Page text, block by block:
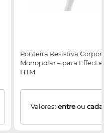
Ponteira Resistiva
Monopolar – para Effect e
HTM
Valores: entreou